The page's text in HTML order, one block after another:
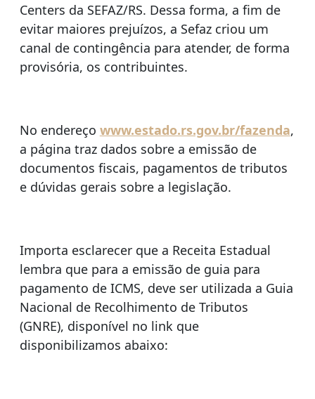
Centers da SEFAZ/RS. Dessa forma, a fim de
evitar maiores prejuízos, a Sefaz criou um
canal de contingência para atender, de forma
provisória, os contribuintes.
No endereço www.estado.rs.gov.br/fazenda,
a página traz dados sobre a emissão de
documentos fiscais, pagamentos de tributos
e dúvidas gerais sobre a legislação.
Importa esclarecer que a Receita Estadual
lembra que para a emissão de guia para
pagamento de ICMS, deve ser utilizada a Guia
Nacional de Recolhimento de Tributos
(GNRE), disponível no link que
disponibilizamos abaixo: